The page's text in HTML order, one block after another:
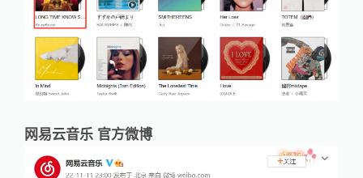
网易云音乐 官方微博